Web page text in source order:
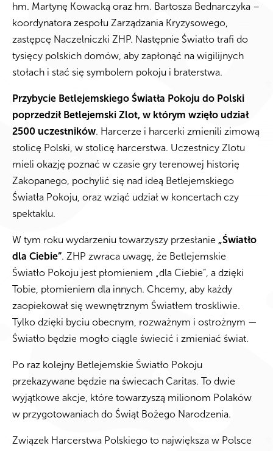
hm. Martynę Kowacką oraz hm. Bartosza Bednarczyka –
koordynatora zespołu Zarządzania Kryzysowego,
zastępcę Naczelniczki ZHP. Następnie Światło trafi do
tysięcy polskich domów, aby zapłonąć na wigilijnych
stołach i stać się symbolem pokoju i braterstwa.
Przybycie Betlejemskiego Światła Pokoju do Polski
poprzedził Betlejemski Zlot, w którym wzięło udział
2500 uczestników. Harcerze i harcerki zmienili zimową
stolicę Polski, w stolicę harcerstwa. Uczestnicy Zlotu
mieli okazję poznać w czasie gry terenowej historię
Zakopanego, pochylić się nad ideą Betlejemskiego
Światła Pokoju, oraz wziąć udział w koncertach czy
spektaklu.
W tym roku wydarzeniu towarzyszy przesłanie „Światło
dla Ciebie”. ZHP zwraca uwagę, że Betlejemskie
Światło Pokoju jest płomieniem „dla Ciebie”, a dzięki
Tobie, płomieniem dla innych. Chcemy, aby każdy
zaopiekował się wewnętrznym Światłem troskliwie.
Tylko dzięki byciu obecnym, rozważnym i ostrożnym —
Światło będzie mogło ciągle świecić i zmieniać świat.
Po raz kolejny Betlejemskie Światło Pokoju
przekazywane będzie na świecach Caritas. To dwie
wyjątkowe akcje, które towarzyszą milionom Polaków
w przygotowaniach do Świąt Bożego Narodzenia.
Związek Harcerstwa Polskiego to największa w Polsce